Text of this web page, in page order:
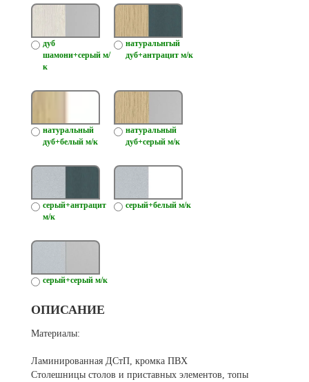
дуб
шамони+серый м/
к
натуральнгый
дуб+антрацит м/к
натуральный
дуб+белый м/к
натуральный
дуб+серый м/к
серый+антрацит
м/к
серый+белый м/к
серый+серый м/к
ОПИСАНИЕ
Материалы:
Ламинированная ДСтП, кромка ПВХ
Столешницы столов и приставных элементов, топы